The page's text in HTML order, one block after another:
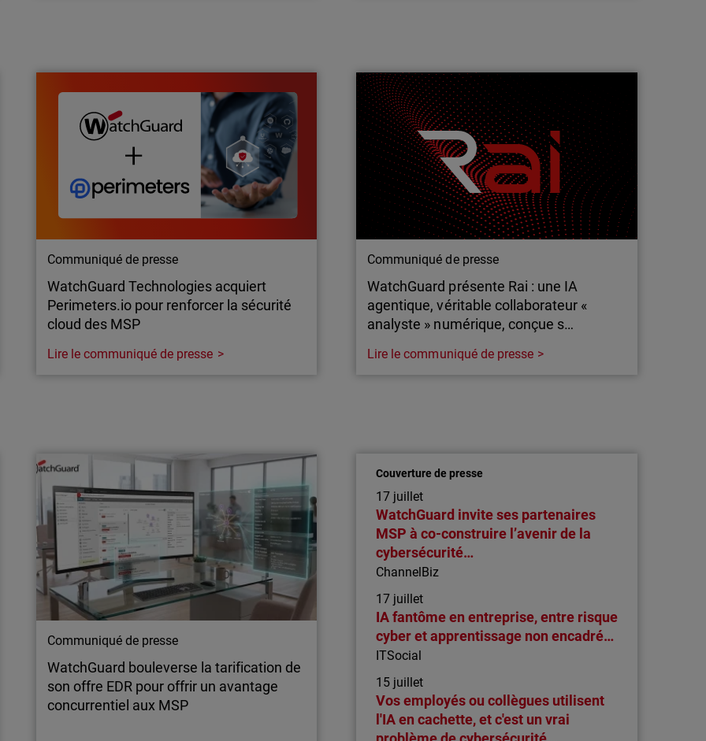
comment les MSP s’imposent comme de
véritables partenaires stratégiques en
cybersécurité, axés sur l’IA, la résilience et des
résultats mesurables.
redoutent les attaques …
Une nouvelle étude menée par WatchGuard®
Technologies, leader mondial de la
cybersécurité unifiée conçue pour les MSP,
révèle que, bien que la majorité des entreprises
estiment disposer d’effectifs suffisants, la
complexité, la rapidité et l’ampleur des
menaces modernes – en particulier celles…
Communiqué de presse
WatchGuard Technologies acquiert
Perimeters.io pour renforcer la sécurité
cloud des MSP
cloud des MSP
WatchGuard lance également une nouvelle
solution WatchGuard Cloud Detection and
Response, étendant la protection au-delà des
terminaux et des réseaux.
Lire le communiqué de presse
Communiqué de presse
WatchGuard présente Rai : une IA
agentique, véritable collaborateur «
analyste » numérique, conçue s…
l’exécution autonome, offrant de nouvelles
perspectives de croissance aux partenaires
MSP.
Lire le communiqué de presse
Communiqué de presse
WatchGuard bouleverse la tarification de
son offre EDR pour offrir un avantage
concurrentiel aux MSP
Couverture de presse
17 juillet
WatchGuard invite ses partenaires
MSP à co-construire l’avenir de la
cybersécurité…
ChannelBiz
17 juillet
IA fantôme en entreprise, entre risque
cyber et apprentissage non encadré…
ITSocial
15 juillet
Vos employés ou collègues utilisent
l'IA en cachette, et c'est un vrai